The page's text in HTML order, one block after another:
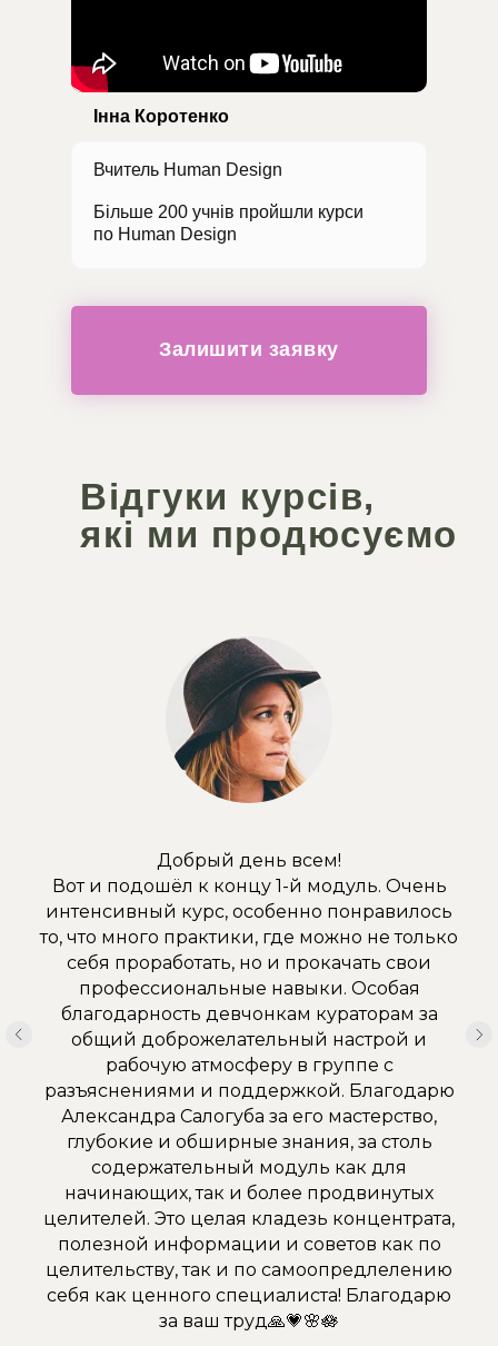
Вчитель Human Design
Інна Коротенко
Більше 200 учнів пройшли курси
по Human Design
Залишити заявку
Відгуки курсів,
які ми продюсуємо
Добрый день всем!
Вот и подошёл к концу 1-й модуль. Очень
интенсивный курс, особенно понравилось
то, что много практики, где можно не только
себя проработать, но и прокачать свои
профессиональные навыки. Особая
благодарность девчонкам кураторам за
общий доброжелательный настрой и
рабочую атмосферу в группе с
разъяснениями и поддержкой. Благодарю
Александра Салогуба за его мастерство,
глубокие и обширные знания, за столь
содержательный модуль как для
начинающих, так и более продвинутых
целителей. Это целая кладезь концентрата,
полезной информации и советов как по
целительству, так и по самоопредлелению
себя как ценного специалиста! Благодарю
за ваш труд🙏💗🌸🪷